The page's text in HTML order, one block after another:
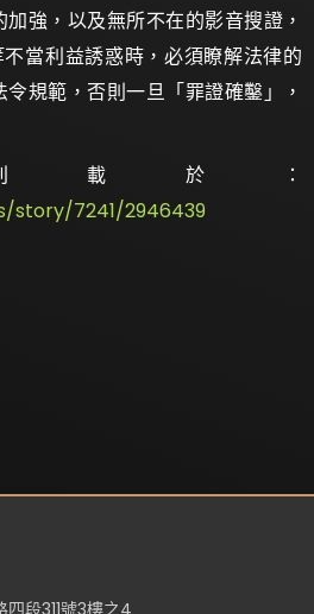
強，以及無所不在的影音搜證，
不當利益誘惑時，必須瞭解法律的
規範，否則一旦「罪證確鑿」，
載於：
story/7241/2946439
段311號3樓之4